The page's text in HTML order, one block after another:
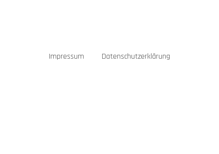
Impressum Datenschutzerklärung